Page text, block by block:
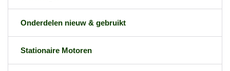
Onderdelen nieuw & gebruikt
Stationaire Motoren